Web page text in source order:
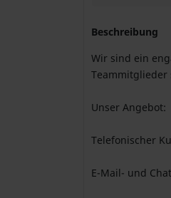
Beschreibung
Wir sind ein
Teammitglieder
Unser Angebot:
Telefonischer
E-Mail- und